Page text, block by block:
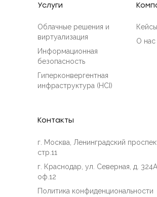
Услуги
Облачные решения и
виртуализация
Информационная
безопасность
Гиперконвергентная
инфраструктура (HCI)
Кейсы
О нас
Контакты
г. Москва, Ленинградский
стр.11
г. Краснодар, ул. Северная, д.
оф.12
Политика конфиденциональности